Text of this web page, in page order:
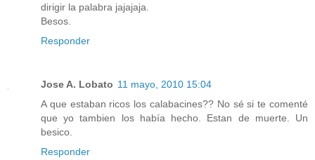
dirigir la palabra jajajaja.
Besos.
Responder
Jose A. Lobato 11 mayo, 2010 15:04
A que estaban ricos los calabacines?? No sé si te comenté
que yo tambien los había hecho. Estan de muerte. Un
besico.
Responder